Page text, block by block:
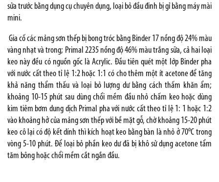
sửa trước bằng dụng cụ chuyên dụng, loại bỏ đầu đinh bị gỉ bằng máy mài
mini.
Gia cố các mảng sơn thếp bị bong tróc bằng Binder 17 nồng độ 24% màu
vàng nhạt và trong; Primal 2235 nồng độ 46% màu trắng sữa, cả hai loại
keo này đều có nguồn gốc là Acrylic. Đầu tiên quét một lớp Binder pha
với nước cất theo tỉ lệ 1:2 hoặc 1:1 có cho thêm một ít acetone để tăng
khả năng thẩm thấu và loại bỏ lượng dư bằng cách thấm khăn ẩm;
khoảng 10-15 phút sau dùng chổi mềm đầu nhỏ chấm keo hoặc dùng
kim tiêm bơm dung dịch Primal pha với nước cất theo tỉ lệ 1: 1 hoặc 1:2
vào khoảng hở của mảng sơn thếp với bề mặt gỗ, chờ khoảng 15-20 phút
keo cô lại có độ kết dính thì kích hoạt keo bằng bàn là nhỏ ở 70oC trong
vòng 5-10 phút. Để loại bỏ phần keo dư đã bị khô sử dụng acetone tẩm
tăm bông hoặc chổi mềm cắt ngắn đầu.